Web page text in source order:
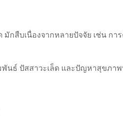
สืบเนื่องจากหลายปัจจัย เช่น ก
นธ์ ปัสสาวะเล็ด และปัญหาสุขภาพ